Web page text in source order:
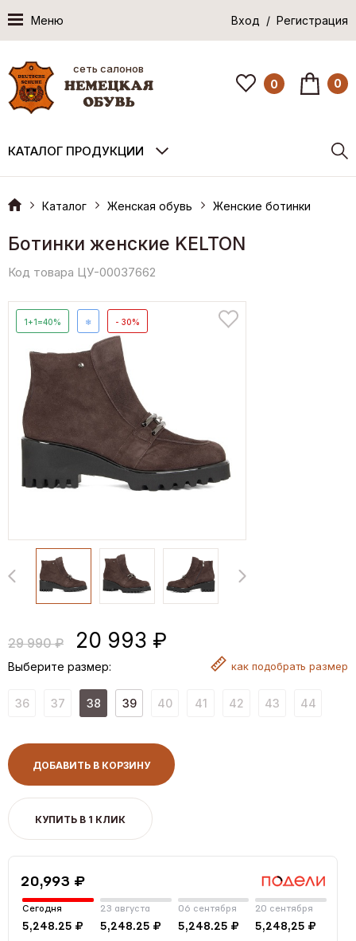
Меню Вход / Регистрация
сеть салонов
0 0
КАТАЛОГ ПРОДУКЦИИ
Каталог Женская обувь Женские ботинки
Ботинки женские KELTON
Код товара ЦУ-00037662
1+1=40% ❄ - 30%
29 990 ₽ 20 993 ₽
Выберите размер: как подобрать размер
36 37 38 39 40 41 42 43 44
ДОБАВИТЬ В КОРЗИНУ
КУПИТЬ В 1 КЛИК
20,993 ₽
Сегодня
5,248.25 ₽
23 августа
5,248.25 ₽
06 сентября
5,248.25 ₽
20 сентября
5,248,25 ₽